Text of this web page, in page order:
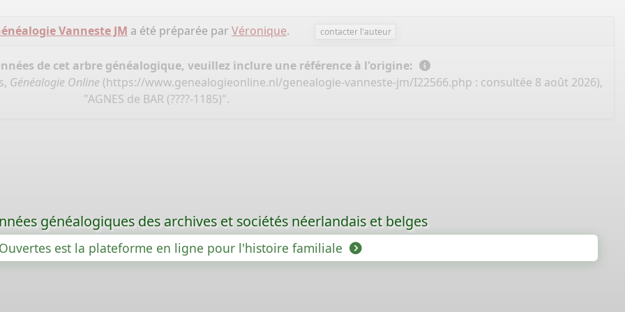
Vanneste JM a été préparée par Véronique. contacter l'auteur
de cet arbre généalogique, veuillez inclure une référence à l'origine:
Généalogie Online (https://www.genealogieonline.nl/genealogie-vanneste-jm/I22566.php : consultée 8 août 2026),
"AGNES de BAR (????-1185)".
généalogiques des archives et sociétés néerlandais et belges
est la plateforme en ligne pour l'histoire familiale